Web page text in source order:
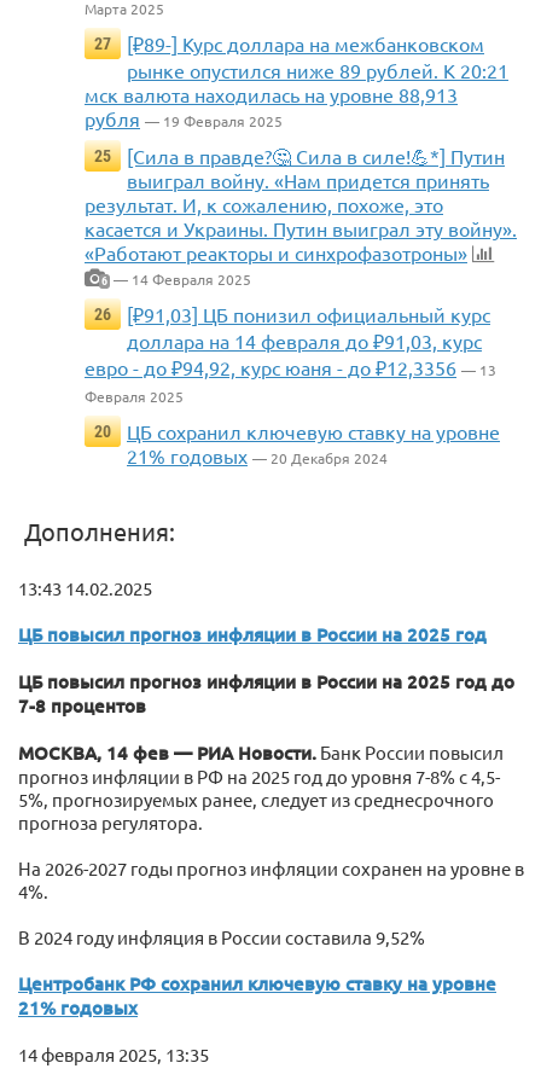
Марта 2025
27
[₽89-] Курс доллара на межбанковском
рынке опустился ниже 89 рублей. К 20:21
мск валюта находилась на уровне 88,913
рубля — 19 Февраля 2025
25
[Сила в правде?🤔 Сила в силе!💪*] Путин
выиграл войну. «Нам придется принять
результат. И, к сожалению, похоже, это
касается и Украины. Путин выиграл эту войну».
«Работают реакторы и синхрофазотроны»
6 — 14 Февраля 2025
26
[₽91,03] ЦБ понизил официальный курс
доллара на 14 февраля до ₽91,03, курс
евро - до ₽94,92, курс юаня - до ₽12,3356 — 13
Февраля 2025
20
ЦБ сохранил ключевую ставку на уровне
21% годовых — 20 Декабря 2024
Дополнения:
13:43 14.02.2025
ЦБ повысил прогноз инфляции в России на 2025 год
ЦБ повысил прогноз инфляции в России на 2025 год до
7-8 процентов
МОСКВА, 14 фев — РИА Новости. Банк России повысил
прогноз инфляции в РФ на 2025 год до уровня 7-8% с 4,5-
5%, прогнозируемых ранее, следует из среднесрочного
прогноза регулятора.
На 2026-2027 годы прогноз инфляции сохранен на уровне в
4%.
В 2024 году инфляция в России составила 9,52%
Центробанк РФ сохранил ключевую ставку на уровне
21% годовых
14 февраля 2025, 13:35